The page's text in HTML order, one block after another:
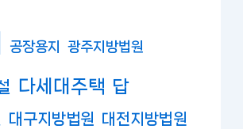
공장용지 광주지방법원
다세대주택 답
대구지방법원 대전지방법원